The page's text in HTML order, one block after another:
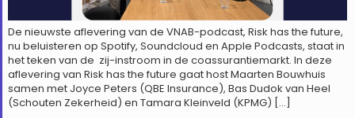
De nieuwste aflevering van de VNAB-podcast, Risk has the future,
nu beluisteren op Spotify, Soundcloud en Apple Podcasts, staat in
het teken van de zij-instroom in de coassurantiemarkt. In deze
aflevering van Risk has the future gaat host Maarten Bouwhuis
samen met Joyce Peters (QBE Insurance), Bas Dudok van Heel
(Schouten Zekerheid) en Tamara Kleinveld (KPMG) […]